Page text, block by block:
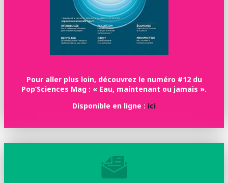
Pour aller plus loin, découvrez le numéro #12 du
Pop’Sciences Mag : « Eau, maintenant ou jamais ».
Disponible en ligne : ici